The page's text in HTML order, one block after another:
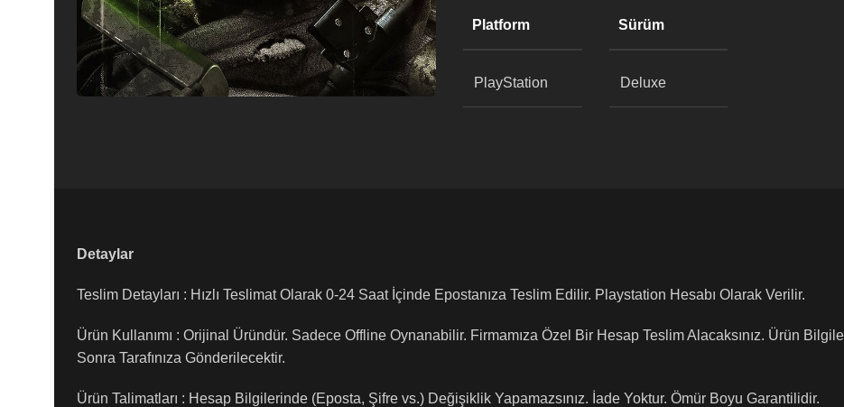
Platform
PlayStation
Sürüm
Deluxe
Detaylar
Teslim Detayları : Hızlı Teslimat Olarak 0-24 Saat İçinde Epostanıza Teslim Edilir. Playstation Hesabı Olarak Verilir.
Ürün Kullanımı : Orijinal Üründür. Sadece Offline Oynanabilir. Firmamıza Özel Bir Hesap Teslim Alacaksınız. Ürün
Sonra Tarafınıza Gönderilecektir.
Ürün Talimatları : Hesap Bilgilerinde (Eposta, Şifre vs.) Değişiklik Yapamazsınız. İade Yoktur. Ömür Boyu Garantilidir.